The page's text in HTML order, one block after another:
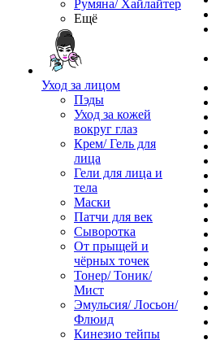
Румяна/ Хайлайтер
Ещё
Уход за лицом
Пэды
Уход за кожей
вокруг глаз
Крем/ Гель для
лица
Гели для лица и
тела
Маски
Патчи для век
Сыворотка
От прыщей и
чёрных точек
Тонер/ Тоник/
Мист
Эмульсия/ Лосьон/
Флюид
Кинезио тейпы